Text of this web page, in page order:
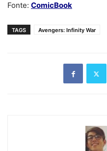
Fonte: ComicBook
TAGS Avengers: Infinity War